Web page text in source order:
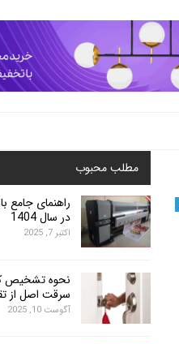
مطلب محبوب
راهنمای جامع
در سال 1404
اکتبر 7, 2025
نحوه تشخیص
سرقت اصل از
آگوست 10, 2025